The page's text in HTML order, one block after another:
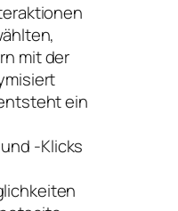
mit der
ein
-Klicks